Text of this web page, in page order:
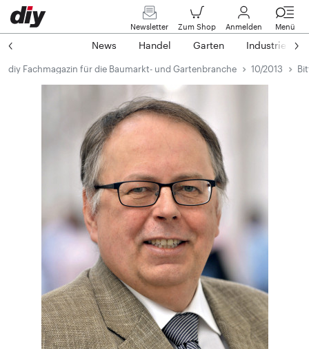
Newsletter Zum Shop Anmelden Menü
News Handel Garten Industrie
diy Fachmagazin für die Baumarkt- und Gartenbranche 10/2013